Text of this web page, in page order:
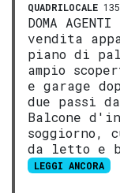
QUADRILOCALE
DOMA
vendita
piano di
ampio
e garage
due passi
Balcone
soggiorno,
da letto e
LEGGI ANCORA